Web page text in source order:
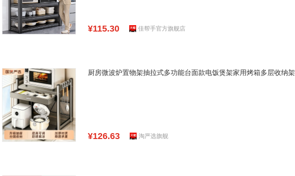
¥115.30 佳帮手官方旗舰店
厨房微波炉置物架抽拉式多功能台面款电饭煲架家用烤箱多层收纳架
¥126.63 淘严选旗舰